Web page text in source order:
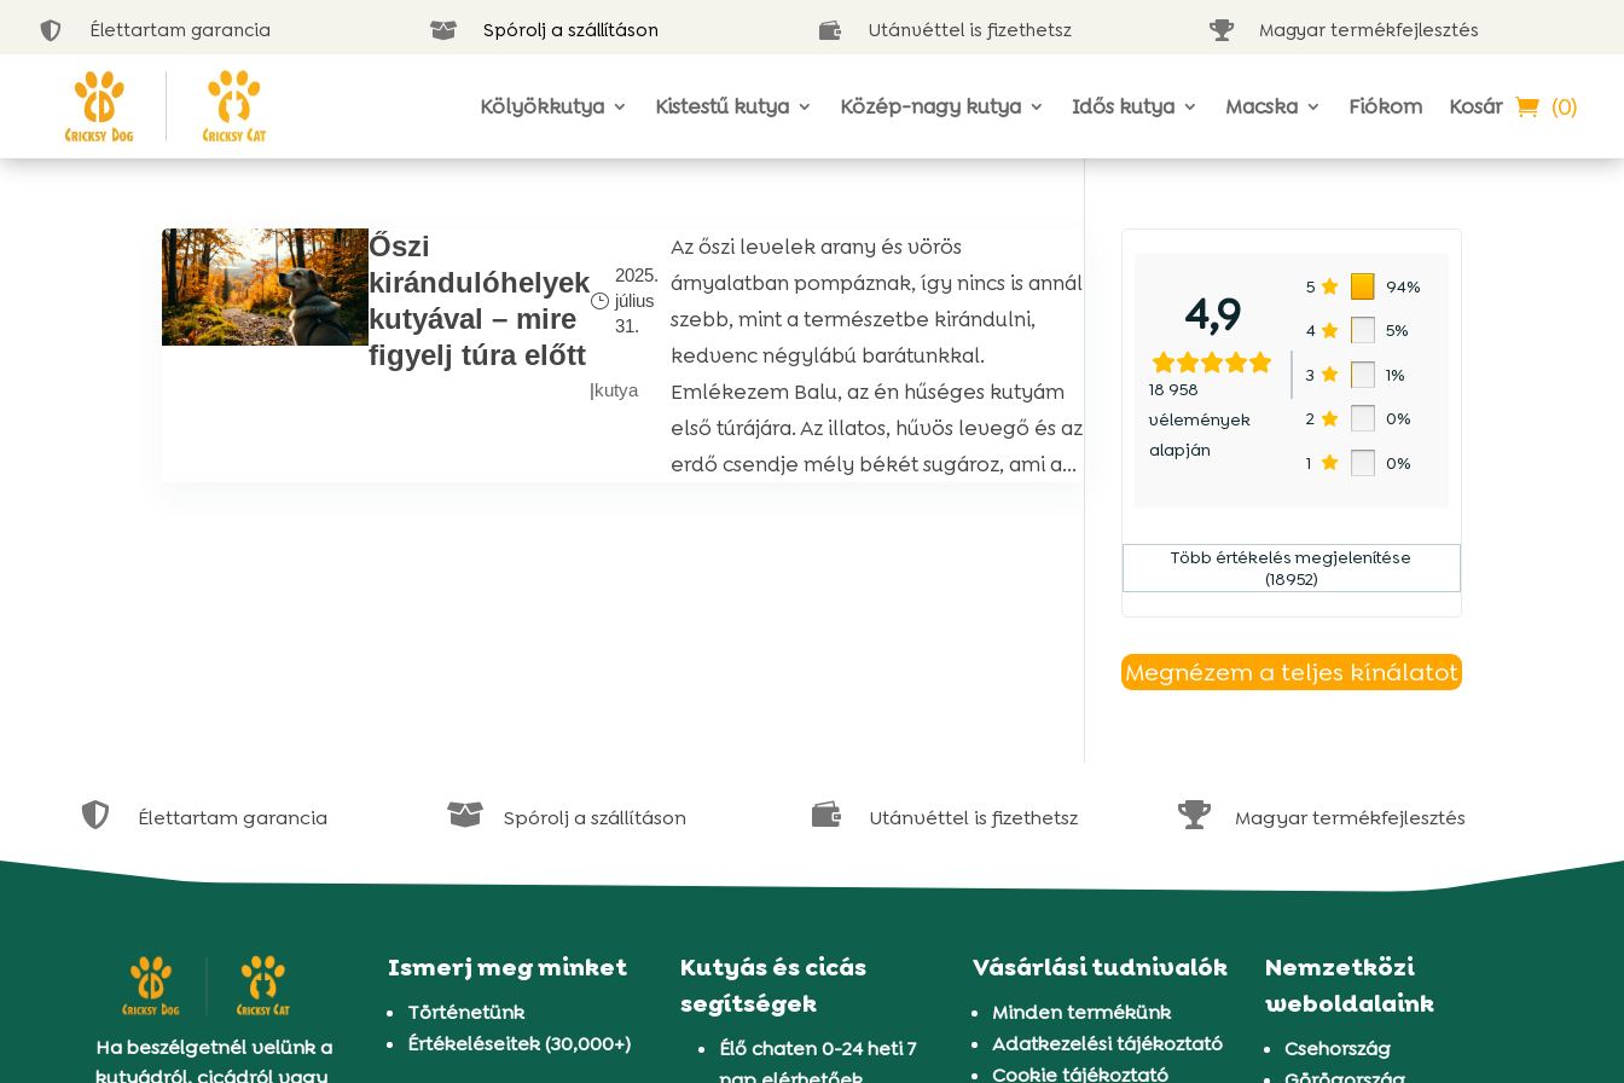
 Élettartam garancia  Spórolj a szállításon  Utánvéttel is fizethetsz  Magyar termékfejlesztés
Kölyökkutya Kistestű kutya Közép-nagy kutya Idős kutya Macska Fiókom Kosár (0)
Őszi
kirándulóhelyek
kutyával – mire
figyelj túra előtt
2025.
július
31.
|kutya
Az őszi levelek arany és vörös
árnyalatban pompáznak, így nincs is annál
szebb, mint a természetbe kirándulni,
kedvenc négylábú barátunkkal.
Emlékezem Balu, az én hűséges kutyám
első túrájára. Az illatos, hűvös levegő és az
erdő csendje mély békét sugároz, ami a...
4,9
18 958
vélemények
alapján
5 94%
4 5%
3 1%
2 0%
1 0%
Több értékelés megjelenítése
(18952)
Megnézem a teljes kínálatot
 Élettartam garancia  Spórolj a szállításon  Utánvéttel is fizethetsz  Magyar termékfejlesztés
Ha beszélgetnél velünk a
kutyádról, cicádról vagy
Ismerj meg minket
Történetünk
Értékeléseitek (30,000+)
Kutyás és cicás
segítségek
Élő chaten 0-24 heti 7
Vásárlási tudnivalók
Minden termékünk
Adatkezelési tájékoztató
Cookie tájékoztató
Nemzetközi
weboldalaink
Csehország